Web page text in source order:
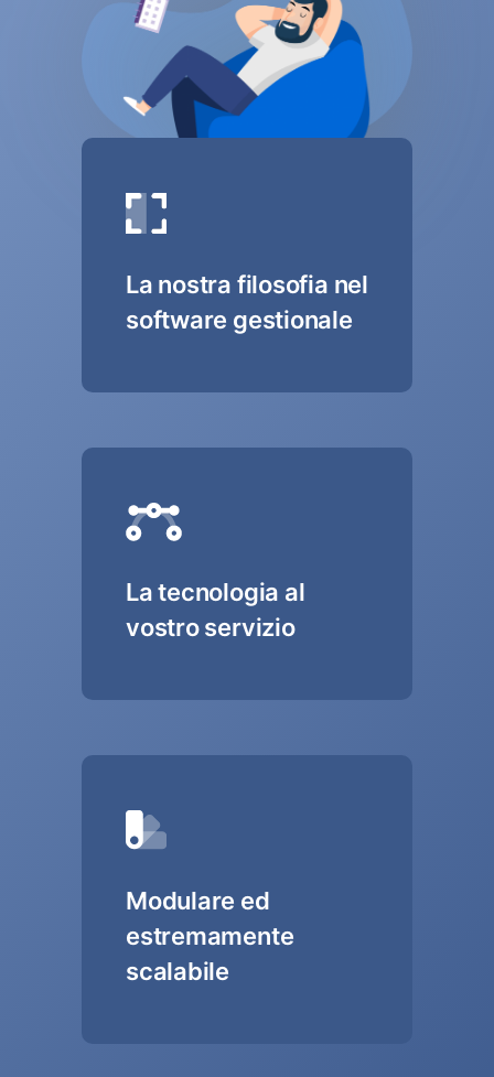
La nostra filosofia nel
software gestionale
La tecnologia al
vostro servizio
Modulare ed
estremamente
scalabile